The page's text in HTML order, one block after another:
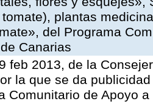
plantas
del Programa
Canarias
feb 2013, de la
la que se da
Comunitario de Apoyo